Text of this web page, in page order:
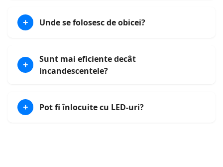
+ Unde se folosesc de obicei?
+
Sunt mai eficiente decât
incandescentele?
+ Pot fi înlocuite cu LED-uri?